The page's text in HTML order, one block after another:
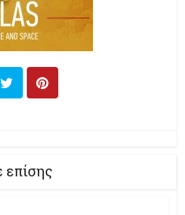
επίσης